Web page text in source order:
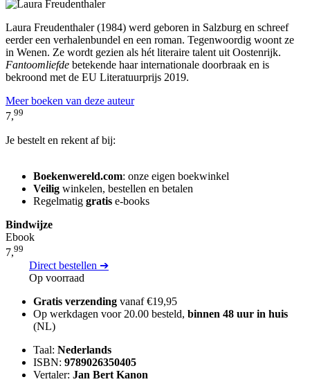
Laura Freudenthaler (1984) werd geboren in Salzburg en schreef
eerder een verhalenbundel en een roman. Tegenwoordig woont ze
in Wenen. Ze wordt gezien als hét literaire talent uit Oostenrijk.
Fantoomliefde betekende haar internationale doorbraak en is
bekroond met de EU Literatuurprijs 2019.
Meer boeken van deze auteur
7,99
Je bestelt en rekent af bij:
Boekenwereld.com: onze eigen boekwinkel
Veilig winkelen, bestellen en betalen
Regelmatig gratis e-books
Bindwijze
Ebook
7,99
Direct bestellen ➔
Op voorraad
Gratis verzending vanaf €19,95
Op werkdagen voor 20.00 besteld, binnen 48 uur in huis
(NL)
Taal: Nederlands
ISBN: 9789026350405
Vertaler: Jan Bert Kanon